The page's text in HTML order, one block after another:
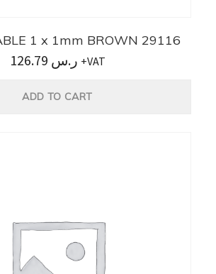
1 x 1mm BROWN 29116
ر.س +VAT
ADD TO CART